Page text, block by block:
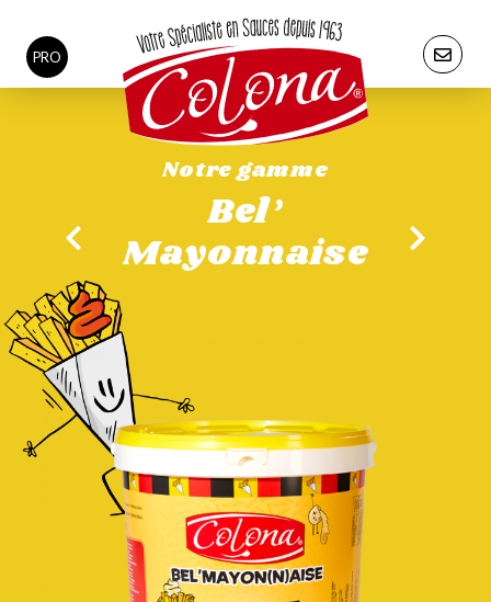
PRO
Notre gamme
Bel’
Mayonnaise